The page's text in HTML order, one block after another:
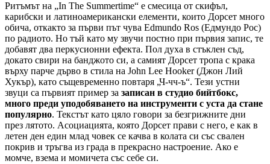
Ритъмът на „In The Summertime“ е смесица от скифъл,
карибски и латиноамерикански елементи, които Дорсет много
обича, откакто за първи път чува Edmundo Ros (Едмундо Рос)
по радиото. Но тъй като му звучи постно при първия запис, те
добавят два перкусионни ефекта. Пол духа в стъклен съд,
докато свири на банджото си, а самият Дорсет тропа с крака
върху парче дърво в стила на John Lee Hooker (Джон Лий
Хукър), като същевременно повтаря „Ч-чч-ъ“. Тези устни
звуци са първият пример за записан в студио бийтбокс,
много преди уподобяването на инструменти с уста да стане
популярно. Текстът като цяло говори за безгрижните дни
през лятото. Асоциацията, която Дорсет прави с него, е как в
летен ден един млад човек се качва в колата си със свален
покрив и тръгва из града в прекрасно настроение. Ако е
момче, взема и момичета със себе си.